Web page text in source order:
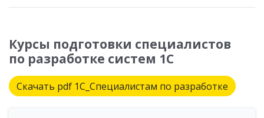
Курсы подготовки специалистов
по разработке систем 1С
Скачать pdf 1С_Специалистам по разработке